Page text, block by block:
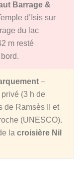
Barrage &
d’Isis sur
du lac
m resté
–
(3 h de
de Ramsès II et
(UNESCO).
la croisière Nil